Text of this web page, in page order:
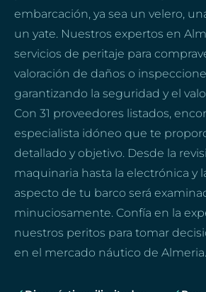
embarcación, ya sea un velero,
un yate. Nuestros expertos en
servicios de peritaje para
valoración de daños o
garantizando la seguridad y el
Con 31 proveedores listados,
especialista idóneo que te
detallado y objetivo. Desde la
maquinaria hasta la electrónica y
aspecto de tu barco será
minuciosamente. Confía en la
nuestros peritos para tomar
en el mercado náutico de Almeria.